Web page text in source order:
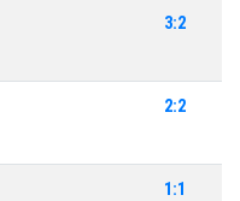
3:2
2:2
1:1